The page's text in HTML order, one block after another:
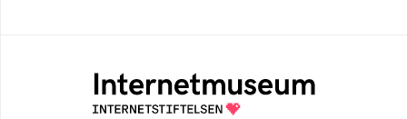
Ett digitalt museum som byggts, och kureras
av Internetstiftelsen